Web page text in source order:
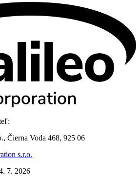
Čierna Voda 468, 925 06
s.r.o.
7. 2026